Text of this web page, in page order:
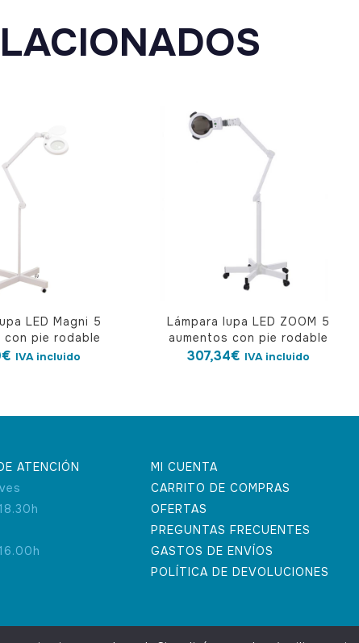
LED Magni 5
con pie rodable
€ IVA incluido
Lámpara lupa LED ZOOM 5
aumentos con pie rodable
307,34€ IVA incluido
ATENCIÓN
MI CUENTA
CARRITO DE COMPRAS
OFERTAS
PREGUNTAS FRECUENTES
GASTOS DE ENVÍOS
POLÍTICA DE DEVOLUCIONES